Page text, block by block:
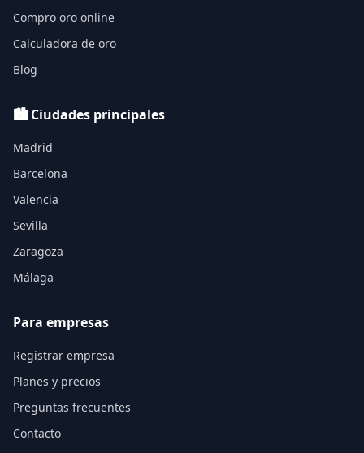
Compro oro online
Calculadora de oro
Blog
🏙️ Ciudades principales
Madrid
Barcelona
Valencia
Sevilla
Zaragoza
Málaga
Para empresas
Registrar empresa
Planes y precios
Preguntas frecuentes
Contacto